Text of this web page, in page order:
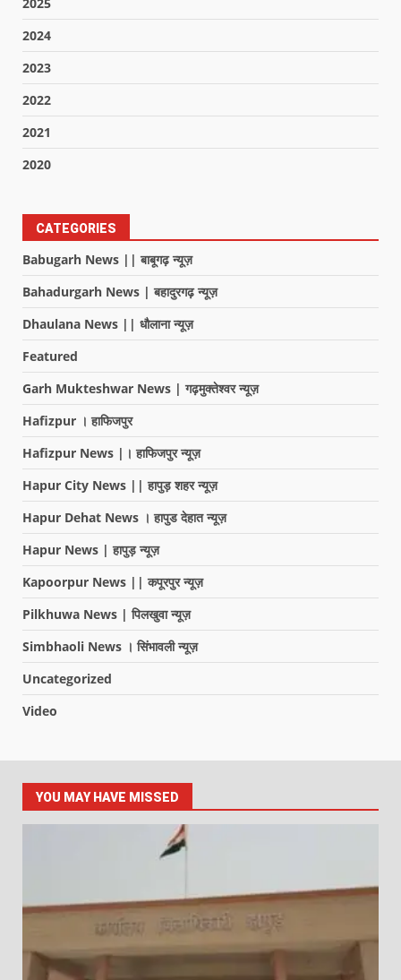
2024
2023
2022
2021
2020
CATEGORIES
Babugarh News || बाबूगढ़ न्यूज़
Bahadurgarh News | बहादुरगढ़ न्यूज़
Dhaulana News || धौलाना न्यूज़
Featured
Garh Mukteshwar News | गढ़मुक्तेश्वर न्यूज़
Hafizpur । हाफिजपुर
Hafizpur News |। हाफिजपुर न्यूज़
Hapur City News || हापुड़ शहर न्यूज़
Hapur Dehat News । हापुड देहात न्यूज़
Hapur News | हापुड़ न्यूज़
Kapoorpur News || कपूरपुर न्यूज़
Pilkhuwa News | पिलखुवा न्यूज़
Simbhaoli News । सिंभावली न्यूज़
Uncategorized
Video
YOU MAY HAVE MISSED